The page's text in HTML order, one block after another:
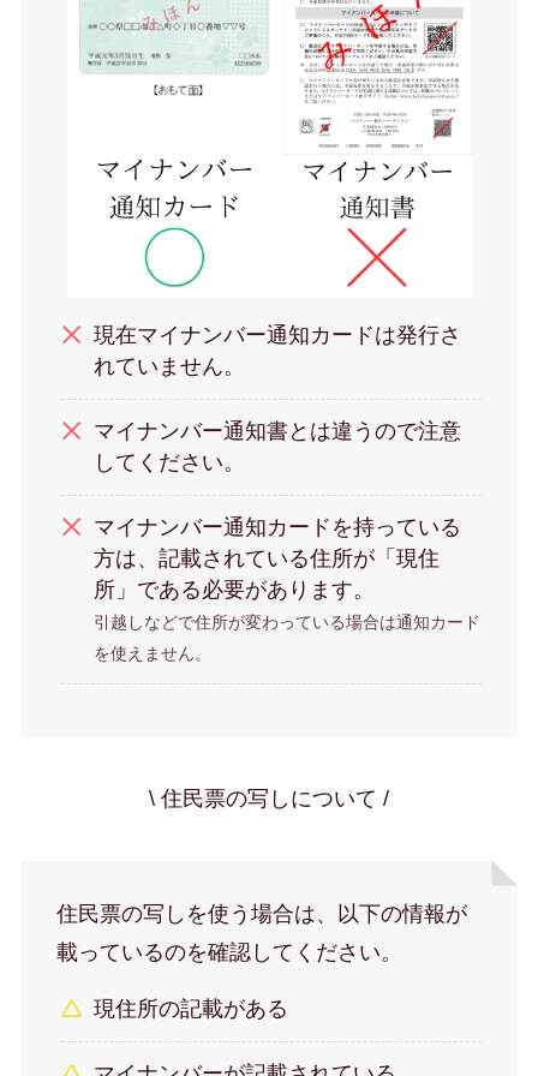
現在マイナンバー通知カードは発行さ
れていません。
マイナンバー通知書とは違うので注意
してください。
マイナンバー通知カードを持っている
方は、記載されている住所が「現住
所」である必要があります。
引越しなどで住所が変わっている場合は通知カード
を使えません。
\ 住民票の写しについて /
住民票の写しを使う場合は、以下の情報が
載っているのを確認してください。
現住所の記載がある